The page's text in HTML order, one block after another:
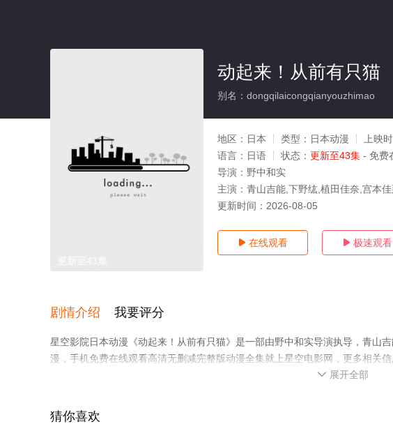
动起来！从前有只猫
别名：dongqilaicongqianyouzhimao
地区： 日本 类型： 日本动漫 上映
语言： 日语 状态： 更新至43集 - 免费
导演： 野中和实
主演： 青山吉能,下野纮,植田佳奈,宫本
更新时间： 2026-08-05
 在线观看  极速观看
剧情介绍 我要评分
星空影院日本动漫《动起来！从前有只猫》是一部由野中和实导演执导，青山
漫，手机免费在线观看高清无删减完整版动漫全集就上星空电影网，更多相关
 展开全部
猜你喜欢